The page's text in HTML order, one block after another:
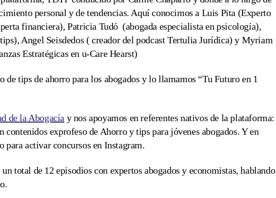
personal y de tendencias. Aquí conocimos a Luis Pita (Experto
financiera), Patricia Tudó (abogada especialista en psicología),
Angel Seisdedos ( creador del podcast Tertulia Jurídica) y Myriam
Estratégicas en u-Care Hearst)
de tips de ahorro para los abogados y lo llamamos “Tu Futuro en 1
de la Abogacía y nos apoyamos en referentes nativos de la plataforma:
exprofeso de Ahorro y tips para jóvenes abogados. Y en
para activar concursos en Instagram.
total de 12 episodios con expertos abogados y economistas, hablando